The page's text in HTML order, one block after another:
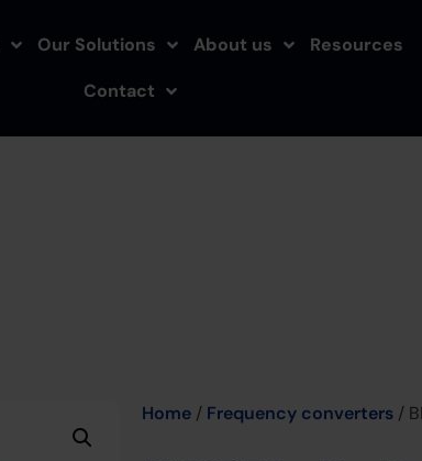
Our Solutions About us
Resources
Contact
Home/ Frequency converters/